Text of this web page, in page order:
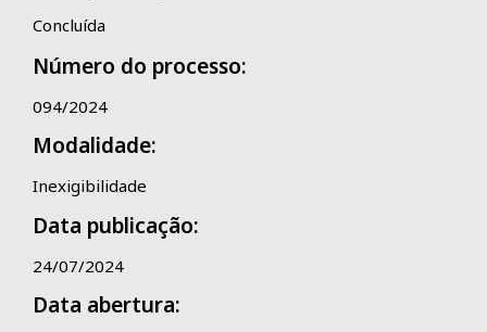
Concluída
Número do processo:
094/2024
Modalidade:
Inexigibilidade
Data publicação:
24/07/2024
Data abertura: